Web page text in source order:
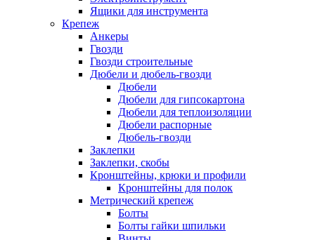
Ящики для инструмента
Крепеж
Анкеры
Гвозди
Гвозди строительные
Дюбели и дюбель-гвозди
Дюбели
Дюбели для гипсокартона
Дюбели для теплоизоляции
Дюбели распорные
Дюбель-гвозди
Заклепки
Заклепки, скобы
Кронштейны, крюки и профили
Кронштейны для полок
Метрический крепеж
Болты
Болты гайки шпильки